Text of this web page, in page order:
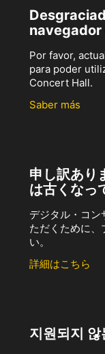
Por favor,
para poder
Concert Hall.
Saber más
申し訳あり
は古くなっ
デジタル・コン
ただくために、
い。
詳細はこちら
지원되지